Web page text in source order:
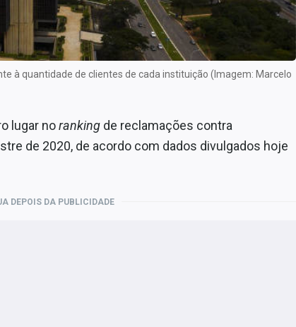
à quantidade de clientes de cada instituição (Imagem: Marcelo
lugar noranking de reclamações contra
de 2020, de acordo com dados divulgados hoje
DEPOIS DA PUBLICIDADE